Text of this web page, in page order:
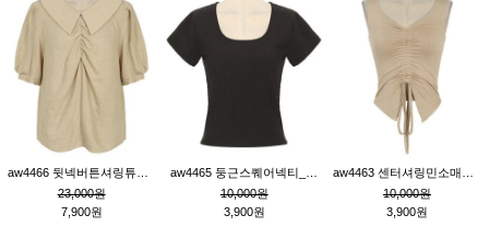
23,000원
7,900원
10,000원
3,900원
10,000원
3,900원